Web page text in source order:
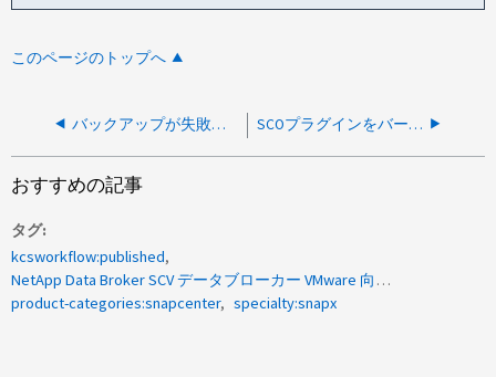
このページのトップへ
バックアップが失敗して次のエラーが表示されます。 SAP HANA ユーザに必要な権限がない SCOプラグインをバージョン4.8にアップグレードすると、AIXでバックアップが機能しない
おすすめの記事
タグ
kcsworkflow:published
NetApp Data Broker SCV データブローカー VMware 向け SnapCenter プラグイン
product-categories:snapcenter
specialty:snapx